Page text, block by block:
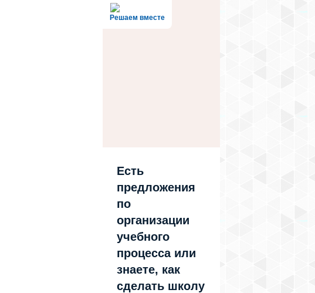
Решаем вместе
Есть
предложения
по
организации
учебного
процесса или
знаете, как
сделать школу